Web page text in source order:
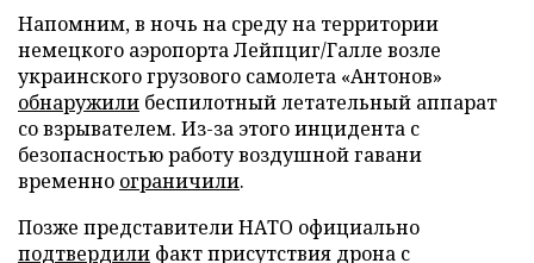
Напомним, в ночь на среду на территории
немецкого аэропорта Лейпциг/Галле возле
украинского грузового самолета «Антонов»
обнаружили беспилотный летательный аппарат
со взрывателем. Из-за этого инцидента с
безопасностью работу воздушной гавани
временно ограничили.
Позже представители НАТО официально
подтвердили факт присутствия дрона с